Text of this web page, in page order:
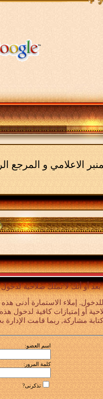
الاعلامي و المرجع
أو أنك لا تملك صلاحية
إملاء الاستمارة أدنى
أو إمتيازات كافية لدخول
مشاركة, ربما قامت
اسم العضو:
كلمة المرور:
تذكرنى?